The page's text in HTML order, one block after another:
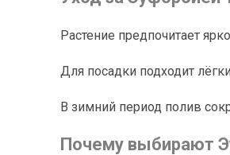
Растение предпочитает
Для посадки подходит
В зимний период полив
Почему выбирают